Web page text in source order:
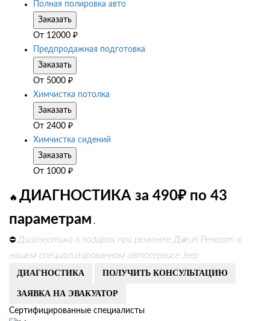
Полная полировка авто
Заказать
От 12000 ₽
Предпродажная подготовка
Заказать
От 5000 ₽
Химчистка потолка
Заказать
От 2400 ₽
Химчистка сидений
Заказать
От 1000 ₽
🔥 ДИАГНОСТИКА за 490₽ по 43
параметрам .
⛔ Диагностика в подарок при ремонте Джип Ренегат в
нашем специализированном автосервисе Jeep
ДИАГНОСТИКА ПОЛУЧИТЬ КОНСУЛЬТАЦИЮ
ЗАЯВКА НА ЭВАКУАТОР
Сертифицированные специалисты